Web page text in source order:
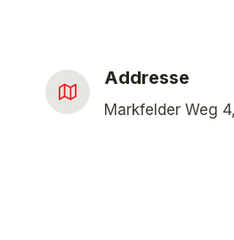
Addresse
Markfelder Weg